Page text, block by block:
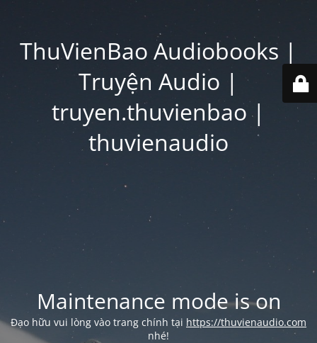
ThuVienBao Audiobooks |
Truyện Audio |
truyen.thuvienbao |
thuvienaudio
Maintenance mode is on
Đạo hữu vui lòng vào trang chính tại https://thuvienaudio.com
nhé!